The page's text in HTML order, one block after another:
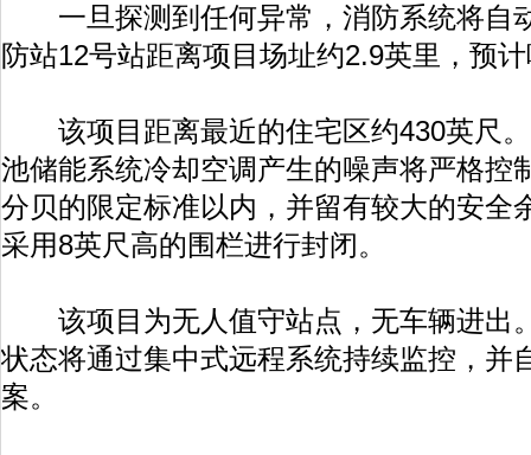
一旦探测到任何异常，消防系统将自
防站12号站距离项目场址约2.9英里，预
该项目距离最近的住宅区约430英尺。
池储能系统冷却空调产生的噪声将严格控
分贝的限定标准以内，并留有较大的安全
采用8英尺高的围栏进行封闭。
该项目为无人值守站点，无车辆进出
状态将通过集中式远程系统持续监控，并
案。